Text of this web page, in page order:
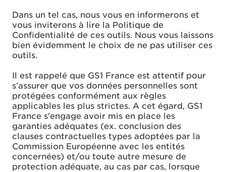
Dans un tel cas, nous vous en informerons et
vous inviterons à lire la Politique de
Confidentialité de ces outils. Nous vous laissons
bien évidemment le choix de ne pas utiliser ces
outils.
Il est rappelé que GS1 France est attentif pour
s’assurer que vos données personnelles sont
protégées conformément aux règles
applicables les plus strictes. A cet égard, GS1
France s'engage avoir mis en place les
garanties adéquates (ex. conclusion des
clauses contractuelles types adoptées par la
Commission Européenne avec les entités
concernées) et/ou toute autre mesure de
protection adéquate, au cas par cas, lorsque